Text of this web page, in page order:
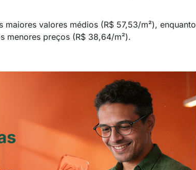
valores médios (R$ 57,53/m²), enquanto
menores preços (R$ 38,64/m²).